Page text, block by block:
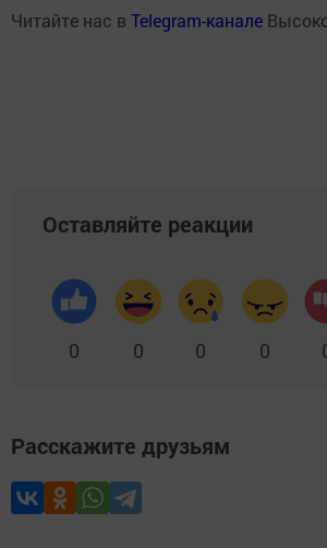
Читайте нас в Telegram-канале
Оставляйте реакции
0 0 0 0
Расскажите друзьям